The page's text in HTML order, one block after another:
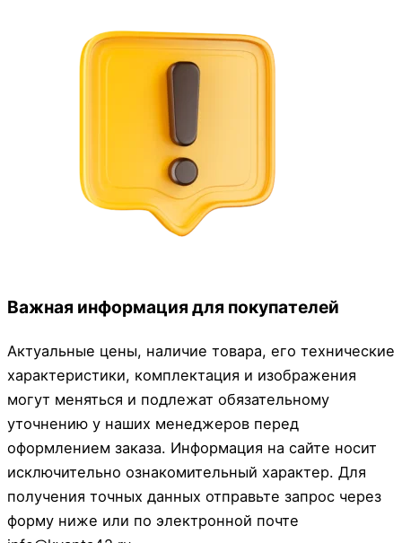
Важная информация для покупателей
Актуальные цены, наличие товара, его технические
характеристики, комплектация и изображения
могут меняться и подлежат обязательному
уточнению у наших менеджеров перед
оформлением заказа. Информация на сайте носит
исключительно ознакомительный характер. Для
получения точных данных отправьте запрос через
форму ниже или по электронной почте